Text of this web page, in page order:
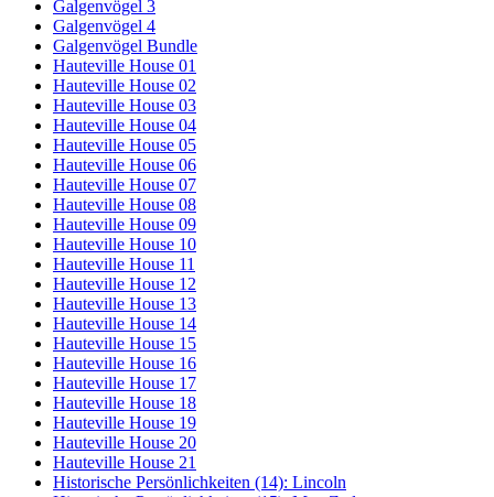
Galgenvögel 3
Galgenvögel 4
Galgenvögel Bundle
Hauteville House 01
Hauteville House 02
Hauteville House 03
Hauteville House 04
Hauteville House 05
Hauteville House 06
Hauteville House 07
Hauteville House 08
Hauteville House 09
Hauteville House 10
Hauteville House 11
Hauteville House 12
Hauteville House 13
Hauteville House 14
Hauteville House 15
Hauteville House 16
Hauteville House 17
Hauteville House 18
Hauteville House 19
Hauteville House 20
Hauteville House 21
Historische Persönlichkeiten (14): Lincoln